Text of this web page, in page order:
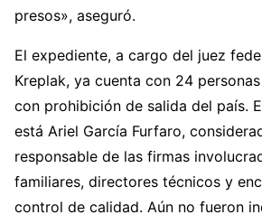
presos», aseguró.
El expediente, a cargo del juez
Kreplak, ya cuenta con 24
con prohibición de salida del país.
está Ariel García Furfaro,
responsable de las firmas
familiares, directores técnicos y
control de calidad. Aún no fueron